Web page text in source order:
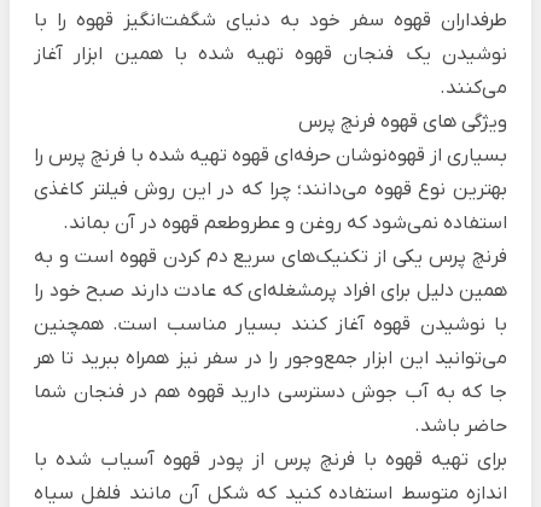
طرفداران قهوه سفر خود به دنیای شگفت‌انگیز قهوه را با
نوشیدن یک فنجان قهوه تهیه شده با همین ابزار آغاز
می‌کنند.
ویژگی های قهوه فرنچ پرس
بسیاری از قهوه‌نوشان حرفه‌ای قهوه تهیه شده با فرنچ پرس را
بهترین نوع قهوه می‌دانند؛ چرا که در این روش فیلتر کاغذی
استفاده نمی‌شود که روغن و عطروطعم قهوه در آن بماند.
فرنچ پرس یکی از تکنیک‌های سریع دم کردن قهوه است و به
همین دلیل برای افراد پرمشغله‌ای که عادت دارند صبح خود را
با نوشیدن قهوه آغاز کنند بسیار مناسب است. همچنین
می‌توانید این ابزار جمع‌وجور را در سفر نیز همراه ببرید تا هر
جا که به آب جوش دسترسی دارید قهوه هم در فنجان شما
حاضر باشد.
برای تهیه قهوه با فرنچ پرس از پودر قهوه آسیاب شده با
اندازه متوسط استفاده کنید که شکل آن مانند فلفل سیاه